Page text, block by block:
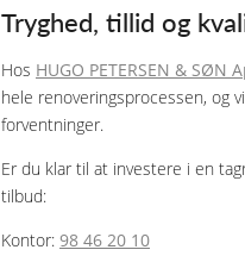
Tryghed, tillid og
Hos HUGO PETERSEN & SØN
hele renoveringsprocessen, og
forventninger.
Er du klar til at investere i en
tilbud:
Kontor: 98 46 20 10